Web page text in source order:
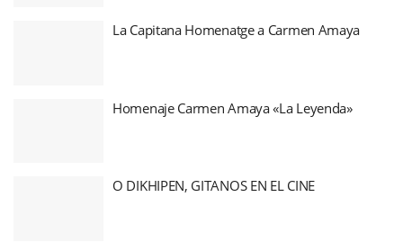
La Capitana Homenatge a Carmen Amaya
Homenaje Carmen Amaya «La Leyenda»
O DIKHIPEN, GITANOS EN EL CINE